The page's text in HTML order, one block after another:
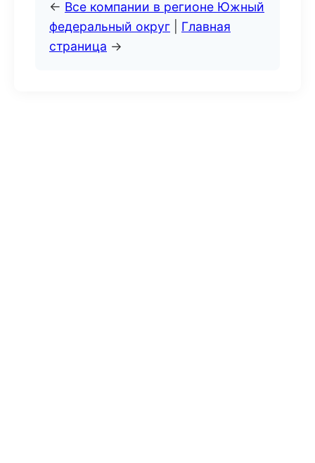
← Все компании в регионе Южный
федеральный округ
Главная
страница →